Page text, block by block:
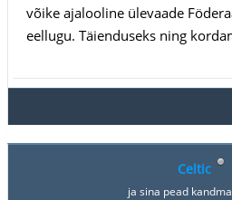
võike ajalooline ülevaade
eellugu. Täienduseks ning
Celtic
ja sina pead